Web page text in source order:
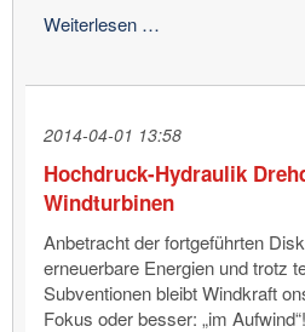
Weiterlesen …
hindurch!
2014-04-01 13:58
Hochdruck-Hydraulik
Windturbinen
Anbetracht der fortgeführten
erneuerbare Energien und trotz
Subventionen bleibt Windkraft
Fokus oder besser: „im Aufwind“!